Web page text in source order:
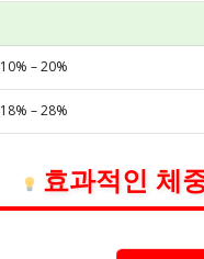
10% – 20%
18% – 28%
효과적인 체